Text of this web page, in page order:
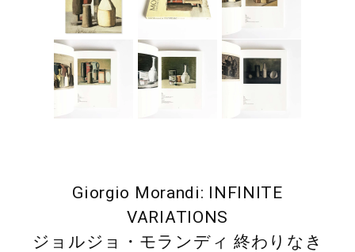
Giorgio Morandi: INFINITE
VARIATIONS
ジョルジョ・モランディ 終わりなき